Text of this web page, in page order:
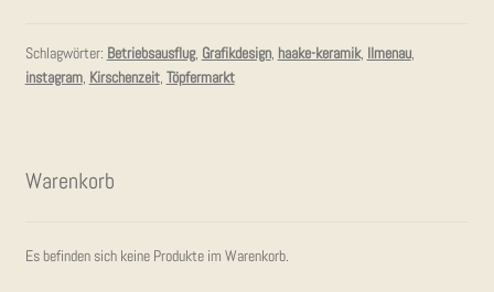
Schlagwörter: Betriebsausflug, Grafikdesign, haake-keramik, Ilmenau,
instagram, Kirschenzeit, Töpfermarkt
Waren­korb
Es befinden sich keine Produkte im Warenkorb.